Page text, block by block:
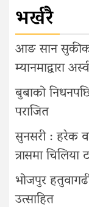
भर्खरै
आङ सान
म्यानमाद्वारा
बुबाको
पराजित
सुनसरी : हरेक
त्रासमा चिलिया
भोजपुर
उत्साहित